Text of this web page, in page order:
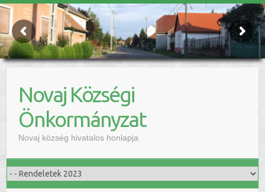
Novaj Községi
Önkormányzat
Novaj község hivatalos honlapja